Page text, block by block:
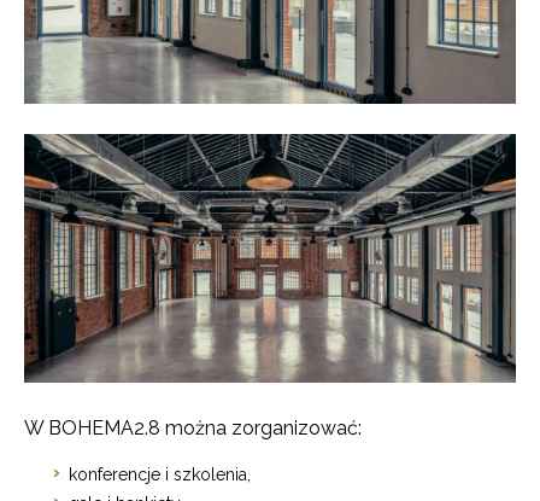
W BOHEMA2.8 można zorganizować:
konferencje i szkolenia,